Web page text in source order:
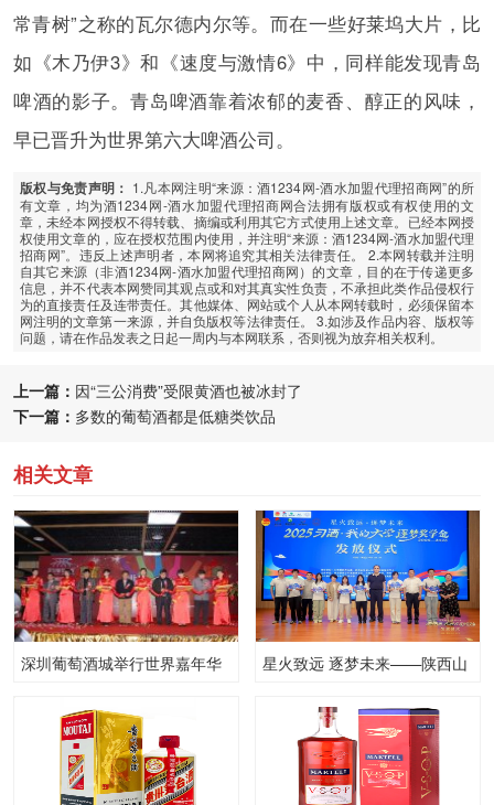
常青树”之称的瓦尔德内尔等。而在一些好莱坞大片，比
如《木乃伊3》和《速度与激情6》中，同样能发现青岛
啤酒的影子。青岛啤酒靠着浓郁的麦香、醇正的风味，
早已晋升为世界第六大啤酒公司。
版权与免责声明： 1.凡本网注明“来源：酒1234网-酒水加盟代理招商网”的所
有文章，均为酒1234网-酒水加盟代理招商网合法拥有版权或有权使用的文
章，未经本网授权不得转载、摘编或利用其它方式使用上述文章。已经本网授
权使用文章的，应在授权范围内使用，并注明“来源：酒1234网-酒水加盟代理
招商网”。违反上述声明者，本网将追究其相关法律责任。 2.本网转载并注明
自其它来源（非酒1234网-酒水加盟代理招商网）的文章，目的在于传递更多
信息，并不代表本网赞同其观点或和对其真实性负责，不承担此类作品侵权行
为的直接责任及连带责任。其他媒体、网站或个人从本网转载时，必须保留本
网注明的文章第一来源，并自负版权等法律责任。 3.如涉及作品内容、版权等
问题，请在作品发表之日起一周内与本网联系，否则视为放弃相关权利。
上一篇： 因“三公消费”受限黄酒也被冰封了
下一篇： 多数的葡萄酒都是低糖类饮品
相关文章
深圳葡萄酒城举行世界嘉年华
星火致远 逐梦未来——陕西山
梦奖学金发放仪式在西安电子
科技大学举行